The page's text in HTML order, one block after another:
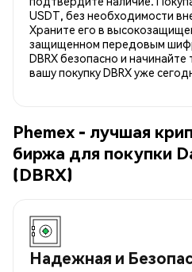
USDT, без необходимости
Храните его в
защищенном передовым
DBRX безопасно и начинайте
вашу покупку DBRX уже
Phemex - лучшая
биржа для покупки
(DBRX)
Надежная и